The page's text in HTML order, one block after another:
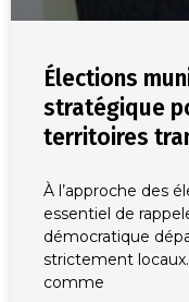
Élections
stratégique
territoires
À l’approche des
essentiel de
démocratique
strictement
comme